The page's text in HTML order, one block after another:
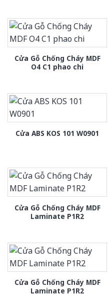
Cửa Gỗ Chống Cháy MDF
O4 C1 phao chi
Cửa ABS KOS 101 W0901
Cửa Gỗ Chống Cháy MDF
Laminate P1R2
Cửa Gỗ Chống Cháy MDF
Laminate P1R2